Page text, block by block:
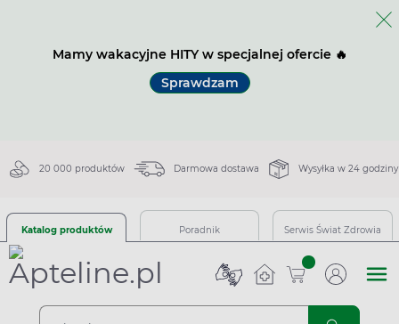
Mamy wakacyjne HITY w specjalnej ofercie 🔥
Sprawdzam
20 000 produktów Darmowa dostawa Wysyłka w 24 godziny
Katalog produktów Poradnik Serwis Świat Zdrowia
sztuk